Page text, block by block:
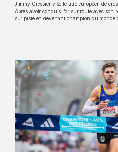
Jimmy Gressier vise le titre européen de
Après avoir conquis l’or sur route avec son
sur piste en devenant champion du monde